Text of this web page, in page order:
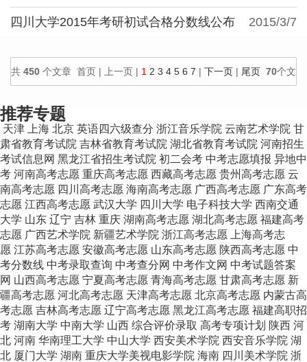
2015/3/7
四川大学2015年考研初试合格分数线公布
共 450 个文章 首页 | 上一页 | 1 2 3 4 5 6 7 | 下一页 | 尾页 70个文
推荐专题
天津 上海 北京 英语四六级查分 浙江音乐学院 云南艺术学院 甘
肃省教育考试院 吉林省教育考试院 湖北省教育考试院 河南招生
考试信息网 黑龙江省招生考试院 初二会考 中考志愿填报 异地中
考 河南高考志愿 重庆高考志愿 西藏高考志愿 贵州高考志愿 云
南高考志愿 四川高考志愿 海南高考志愿 广西高考志愿 广东高考
志愿 江西高考志愿 武汉大学 四川大学 电子科技大学 西南交通
大学 山东 辽宁 吉林 重庆 湖南高考志愿 湖北高考志愿 福建高考
志愿 广西艺术学院 新疆艺术学院 浙江高考志愿
上海高考志
愿 江苏高考志愿 安徽高考志愿 山东高考志愿 陕西高考志愿 中
考分数线 中考录取查询 中考查分网 中考作文网 中考试题答案
网 山西高考志愿 宁夏高考志愿 青海高考志愿 甘肃高考志愿 新
疆高考志愿 河北高考志愿 天津高考志愿 北京高考志愿 内蒙古高
考志愿 吉林高考志愿 辽宁高考志愿 黑龙江高考志愿 福建高职招
考 湖南大学 中南大学 山西 综合评价录取 高考专项计划 陕西 河
北 河南 华南理工大学 中山大学 西安美术学院 西安音乐学院 湖
北 厦门大学 湖南 重庆大学美视电影学院 海南 四川美术学院 浙